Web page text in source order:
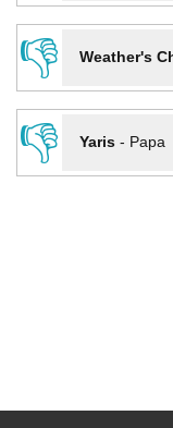
👎
Weather's
👎
Yaris- Papa